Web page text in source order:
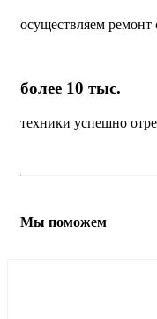
осуществляем ремонт
более 10 тыс.
техники успешно
Мы поможем